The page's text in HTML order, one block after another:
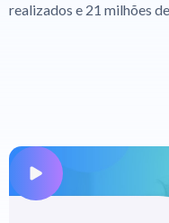
realizados e 21 milhões